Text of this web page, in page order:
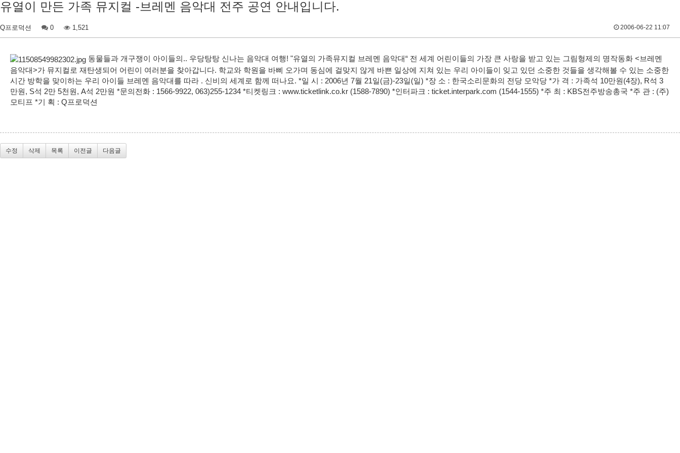
유열이 만든 가족 뮤지컬 -브레멘 음악대 전주 공연 안내입니다.
Q프로덕션 0 1,521 2006-06-22 11:07
동물들과 개구쟁이 아이들의.. 우당탕탕 신나는 음악대 여행! "유열의 가족뮤지컬 브레멘 음악대“ 전 세계 어린이들의 가장 큰 사랑을 받고 있는 그림형제의 명작동화 <브레멘
음악대>가 뮤지컬로 재탄생되어 어린이 여러분을 찾아갑니다. 학교와 학원을 바삐 오가며 동심에 걸맞지 않게 바쁜 일상에 지쳐 있는 우리 아이들이 잊고 있던 소중한 것들을 생각해볼 수 있는 소중한
시간 방학을 맞이하는 우리 아이들 브레멘 음악대를 따라 . 신비의 세계로 함께 떠나요. *일 시 : 2006년 7월 21일(금)-23일(일) *장 소 : 한국소리문화의 전당 모악당 *가 격 : 가족석 10만원(4장), R석 3
만원, S석 2만 5천원, A석 2만원 *문의전화 : 1566-9922, 063)255-1234 *티켓링크 : www.ticketlink.co.kr (1588-7890) *인터파크 : ticket.interpark.com (1544-1555) *주 최 : KBS전주방송총국 *주 관 : (주)
모티프 *기 획 : Q프로덕션
수정 삭제 목록 이전글 다음글